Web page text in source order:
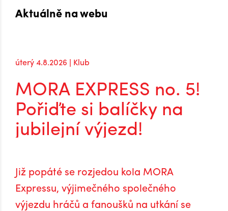
Aktuálně na webu
úterý 4.8.2026 | Klub
MORA EXPRESS no. 5!
Pořiďte si balíčky na
jubilejní výjezd!
Již popáté se rozjedou kola MORA
Expressu, výjimečného společného
výjezdu hráčů a fanoušků na utkání se